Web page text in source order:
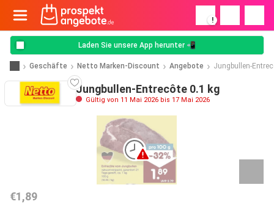
!
Laden Sie unsere App herunter 📲
Geschäfte Netto Marken-Discount Angebote Jungbullen-
Jungbullen-Entrecôte 0.1 kg
Gültig von 11 Mai 2026 bis 17 Mai 2026
€1,89